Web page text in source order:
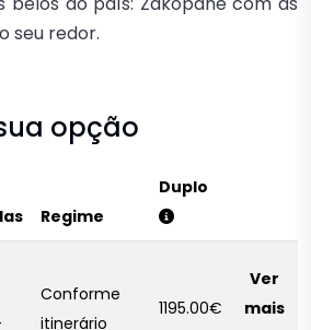
seu redor.
opção
Regime
Duplo
Conforme
itinerário
1195.00€
Ver
mais